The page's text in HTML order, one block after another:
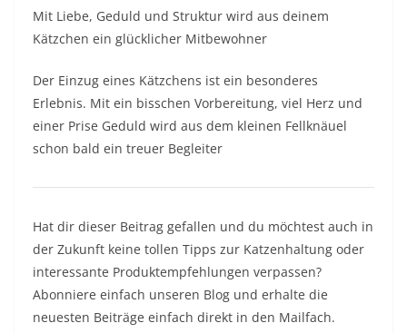
Mit Liebe, Geduld und Struktur wird aus deinem
Kätzchen ein glücklicher Mitbewohner
Der Einzug eines Kätzchens ist ein besonderes
Erlebnis. Mit ein bisschen Vorbereitung, viel Herz und
einer Prise Geduld wird aus dem kleinen Fellknäuel
schon bald ein treuer Begleiter
Hat dir dieser Beitrag gefallen und du möchtest auch in
der Zukunft keine tollen Tipps zur Katzenhaltung oder
interessante Produktempfehlungen verpassen?
Abonniere einfach unseren Blog und erhalte die
neuesten Beiträge einfach direkt in den Mailfach.